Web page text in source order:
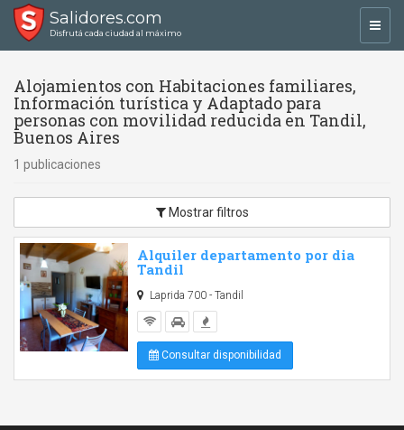
Salidores.com
Disfrutá cada ciudad al máximo
Alojamientos con Habitaciones familiares,
Información turística y Adaptado para
personas con movilidad reducida en Tandil,
Buenos Aires
1 publicaciones
Mostrar filtros
Alquiler departamento por dia
Tandil
Laprida 700 - Tandil
Consultar disponibilidad